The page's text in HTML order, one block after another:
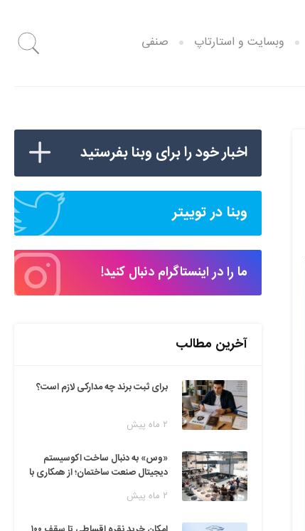
وبسایت و استارتاپ صنفی
اخبار خود را برای وبنا بفرستید
وبنا در توییتر
ما را در اینستاگرام دنبال کنید!
آخرین مطالب
برای ثبت برند چه مدارکی لازم است؟
۲ ماه پیش
«وس» به دنبال ساخت اکوسیستم
دیجیتال صنعت ساختمان؛ از همکاری با
فناوری۲ ماه پیش